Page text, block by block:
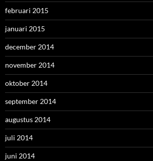
februari 2015
januari 2015
december 2014
november 2014
oktober 2014
september 2014
augustus 2014
juli 2014
juni 2014